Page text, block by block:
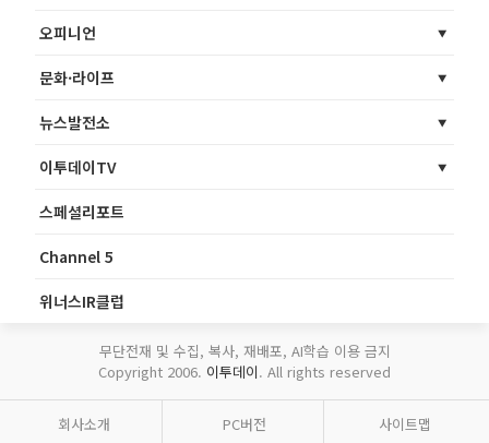
오피니언
문화·라이프
뉴스발전소
이투데이TV
스페셜리포트
Channel 5
위너스IR클럽
무단전재 및 수집, 복사, 재배포, AI학습 이용 금지
Copyright 2006. 이투데이. All rights reserved
회사소개 PC버전 사이트맵